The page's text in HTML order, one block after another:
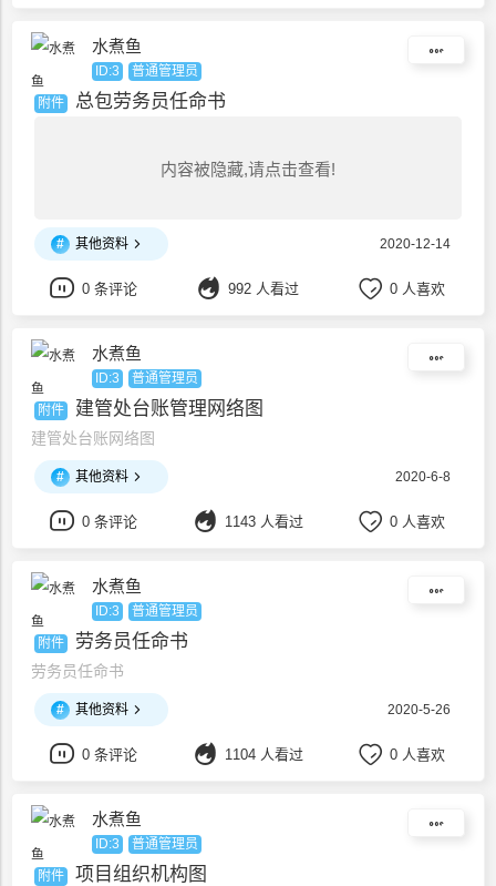
水煮鱼
ID:3 普通管理员
附件 总包劳务员任命书
内容被隐藏,请点击查看!
# 其他资料 2020-12-14
0 条评论 992 人看过 0 人喜欢
水煮鱼
ID:3 普通管理员
附件 建管处台账管理网络图
建管处台账网络图
# 其他资料 2020-6-8
0 条评论 1143 人看过 0 人喜欢
水煮鱼
ID:3 普通管理员
附件 劳务员任命书
劳务员任命书
# 其他资料 2020-5-26
0 条评论 1104 人看过 0 人喜欢
水煮鱼
ID:3 普通管理员
附件 项目组织机构图